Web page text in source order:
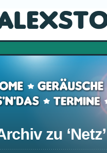
zu ‘Netz’